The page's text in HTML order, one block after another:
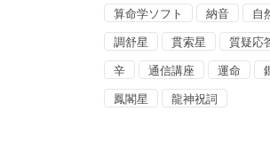
算命学ソフト 納音 自
調舒星 貫索星 質疑応
辛 通信講座 運命
鳳閣星 龍神祝詞